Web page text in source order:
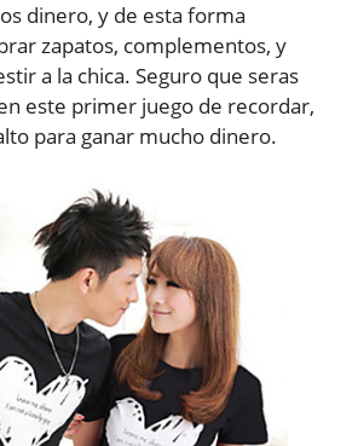
dinero, y de esta forma
zapatos, complementos, y
a la chica. Seguro que seras
este primer juego de recordar,
para ganar mucho dinero.